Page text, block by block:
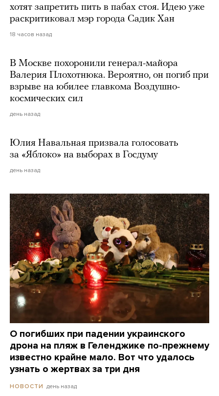
хотят запретить пить в пабах стоя. Идею уже
раскритиковал мэр города Садик Хан
18 часов назад
В Москве похоронили генерал-майора
Валерия Плохотнюка. Вероятно, он погиб при
взрыве на юбилее главкома Воздушно-
космических сил
день назад
Юлия Навальная призвала голосовать
за «Яблоко» на выборах в Госдуму
день назад
О погибших при падении украинского
дрона на пляж в Геленджике по-прежнему
известно крайне мало. Вот что удалось
узнать о жертвах за три дня
НОВОСТИ день назад